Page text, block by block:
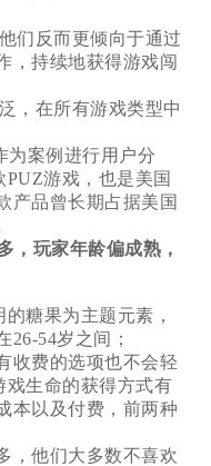
们反而更倾向于通过
，持续地获得游戏闯
，在所有游戏类型中
为案例进行用户分
PUZ游戏，也是美国
产品曾长期占据美国
，玩家年龄偏成熟，
的糖果为主题元素，
54岁之间；
收费的选项也不会轻
戏生命的获得方式有
本以及付费，前两种
，他们大多数不喜欢